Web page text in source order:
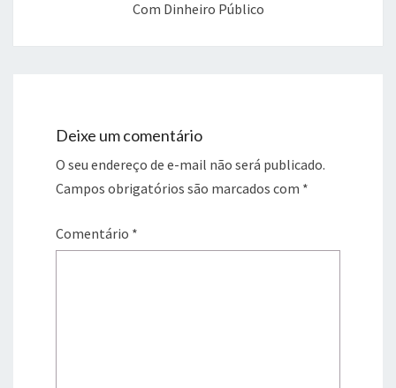
Com Dinheiro Público
Deixe um comentário
O seu endereço de e-mail não será publicado.
Campos obrigatórios são marcados com *
Comentário *